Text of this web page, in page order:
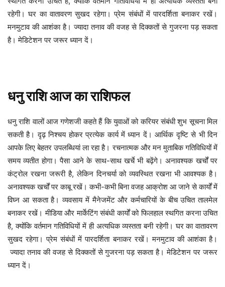
रहेगी। घर का वातावरण सुखद रहेगा। प्रेम संबंधों में पारदर्शिता बनाकर रखें।
मनमुटाव की आशंका है। ज्यादा तनाव की वजह से दिक्कतों से गुजरना पड़ सकता
है। मेडिटेशन पर जरूर ध्यान दें।
धनुराशिआजकाराशिफल
धनु राशि वालों आज गणेशजी कहते हैं कि युवाओं को करियर संबंधी शुभ सूचना मिल
सकती है। दृढ़ निश्चय होकर प्रत्येक कार्य में ध्यान दें। आर्थिक दृष्टि से भी दिन
आपके लिए बेहतर उपलब्धियां ला रहा है। रचनात्मक और मन मुताबिक गतिविधियों में
समय व्यतीत होगा। पैसा आने के साथ-साथ खर्चे भी बढ़ेंगे। अनावश्यक खर्चों पर
कंट्रोल रखना जरूरी है, लेकिन दिनचर्या को व्यवस्थित रखना भी आवश्यक है।
अनावश्यक खर्चों पर काबू रखें। कभी-कभी बिना वजह आक्रोश आ जाने से कार्यों में
विघ्न आ सकता है। व्यवसाय में मैनेजमेंट और कर्मचारियों के बीच उचित तालमेल
बनाकर रखें। मीडिया और मार्केटिंग संबंधी कार्यों को फिलहाल स्थगित करना उचित
है, क्योंकि वर्तमान गतिविधियों में ही अत्यधिक व्यस्तता बनी रहेगी। घर का वातावरण
सुखद रहेगा। प्रेम संबंधों में पारदर्शिता बनाकर रखें। मनमुटाव की आशंका है।
ज्यादा तनाव की वजह से दिक्कतों से गुजरना पड़ सकता है। मेडिटेशन पर जरूर
ध्यान दें।